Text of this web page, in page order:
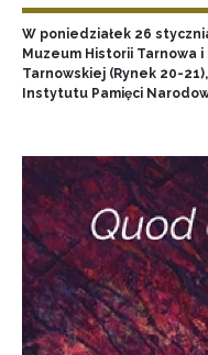
W poniedziałek 26
Muzeum Historii Tarnowa
Tarnowskiej (Rynek 20-
Instytutu Pamięci